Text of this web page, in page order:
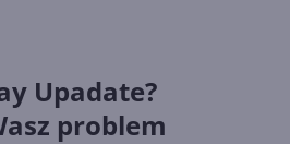
Upadate?
problem